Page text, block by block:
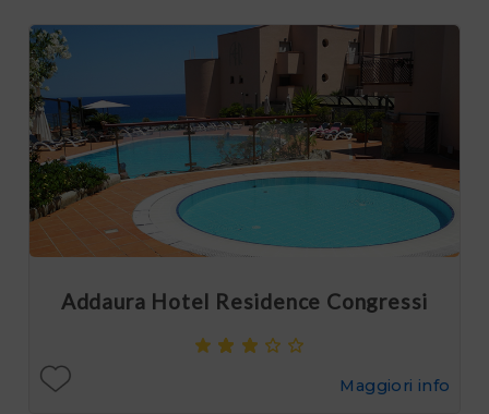
Addaura Hotel Residence Congressi
Maggiori info